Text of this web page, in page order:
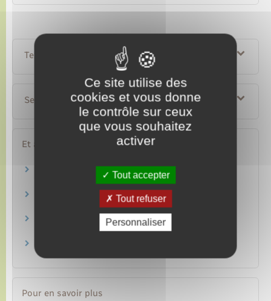
Textes de référence
Services en ligne et formulaires
Et aussi
Permis de conduire
Secteurs d'activité
Argent – Impôts – Consommation
Pour en savoir plus
Ce site utilise des
cookies et vous donne
le contrôle sur ceux
que vous souhaitez
activer
Tout accepter
Tout refuser
Personnaliser